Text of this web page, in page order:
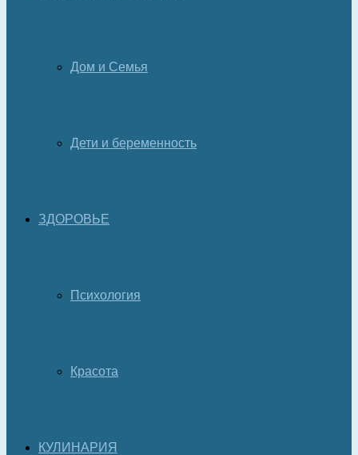
Дом и Семья
Дети и беременность
ЗДОРОВЬЕ
Психология
Красота
КУЛИНАРИЯ